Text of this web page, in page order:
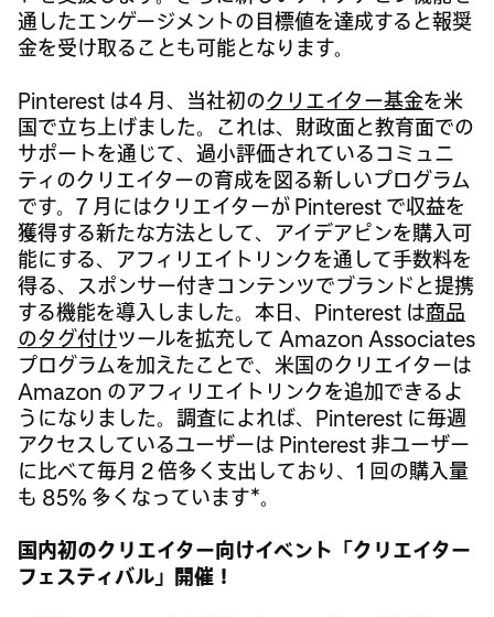
通したエンゲージメントの目標値を達成すると報奨
金を受け取ることも可能となります。
Pinterest は4 月、当社初のクリエイター基金を米
国で立ち上げました。これは、財政面と教育面での
サポートを通じて、過小評価されているコミュニ
ティのクリエイターの育成を図る新しいプログラム
です。7 月にはクリエイターが Pinterest で収益を
獲得する新たな方法として、アイデアピンを購入可
能にする、アフィリエイトリンクを通して手数料を
得る、スポンサー付きコンテンツでブランドと提携
する機能を導入しました。本日、Pinterest は商品
のタグ付けツールを拡充して Amazon Associates
プログラムを加えたことで、米国のクリエイターは
Amazon のアフィリエイトリンクを追加できるよ
うになりました。調査によれば、Pinterest に毎週
アクセスしているユーザーは Pinterest 非ユーザー
に比べて毎月 2 倍多く支出しており、1 回の購入量
も 85% 多くなっています*。
国内初のクリエイター向けイベント「クリエイター
フェスティバル」開催！